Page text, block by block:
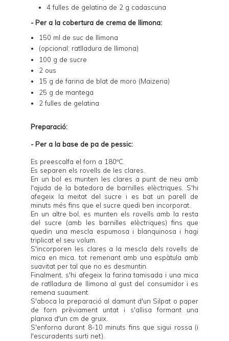
4 fulles de gelatina de 2 g cadascuna
- Per a la cobertura de crema de llimona:
150 ml de suc de llimona
(opcional: ratlladura de llimona)
100 g de sucre
2 ous
15 g de farina de blat de moro (Maizena)
25 g de mantega
2 fulles de gelatina
Preparació:
- Per a la base de pa de pessic:
Es preescalfa el forn a 180ºC.
Es separen els rovells de les clares.
En un bol es munten les clares a punt de neu amb
l'ajuda de la batedora de barnilles elèctriques. S'hi
afegeix la meitat del sucre i es bat un parell de
minuts més fins que el sucre quedi ben incorporat.
En un altre bol, es munten els rovells amb la resta
del sucre (amb les barnilles elèctriques) fins que
quedin una mescla espumosa i blanquinosa i hagi
triplicat el seu volum.
S'incorporen les clares a la mescla dels rovells de
mica en mica, tot remenant amb una espàtula amb
suavitat per tal que no es desmuntin.
Finalment, s'hi afegeix la farina tamisada i una mica
de ratlladura de llimona al gust del consumidor i es
remena suaument.
S'aboca la preparació al damunt d'un Silpat o paper
de forn prèviament untat i s'allisa formant una
planxa d'un cm de gruix.
S'enforna durant 8-10 minuts fins que sigui rossa (i
l'escuradents surti net).